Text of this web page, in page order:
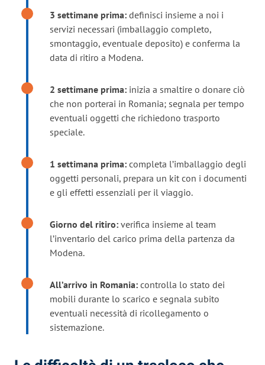
3 settimane prima: definisci insieme a noi i
servizi necessari (imballaggio completo,
smontaggio, eventuale deposito) e conferma la
data di ritiro a Modena.
2 settimane prima: inizia a smaltire o donare ciò
che non porterai in Romania; segnala per tempo
eventuali oggetti che richiedono trasporto
speciale.
1 settimana prima: completa l’imballaggio degli
oggetti personali, prepara un kit con i documenti
e gli effetti essenziali per il viaggio.
Giorno del ritiro: verifica insieme al team
l’inventario del carico prima della partenza da
Modena.
All’arrivo in Romania: controlla lo stato dei
mobili durante lo scarico e segnala subito
eventuali necessità di ricollegamento o
sistemazione.